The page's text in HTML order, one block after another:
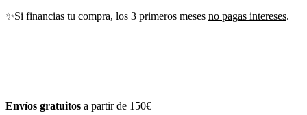
✨Si financias tu compra, los 3 primeros meses no pagas intereses.
Envíos gratuitos a partir de 150€